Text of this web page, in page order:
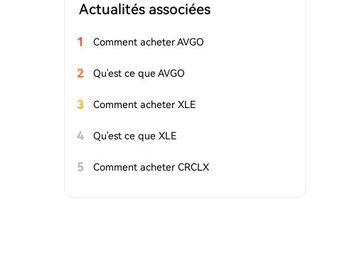
Actualités associées
1 Comment acheter AVGO
2 Qu'est ce que AVGO
3 Comment acheter XLE
4 Qu'est ce que XLE
5 Comment acheter CRCLX